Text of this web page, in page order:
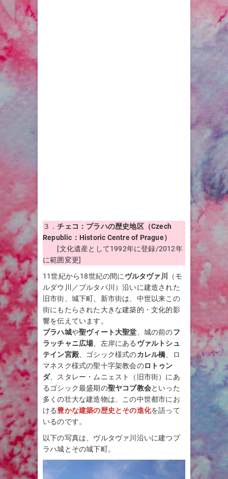
３．チェコ：プラハの歴史地区（Czech
Republic：Historic Centre of Prague）
[文化遺産として1992年に登録/2012年
に範囲変更]
11世紀から18世紀の間に ヴルタヴァ川
（モ
ルダウ川／ブルタバ川）沿いに建造された
旧市街、城下町、新市街は、中世以来この
街にもたらされた大きな建築的・文化的影
響を伝えています。
プラハ城や聖ヴィート大聖堂 、城の前のフ
ラッチャニ広場 、左岸にある ヴァルトシュ
テイン宮殿 、ゴシック様式のカレル橋 、ロ
マネスク様式の聖十字架教会のロトゥン
ダ、スタレー・ムニェスト（旧市街）にあ
るゴシック最盛期の聖ヤコブ教会といった
多くの壮大な建造物は、この中世都市にお
ける豊かな建築の歴史とその進化を語って
いるのです。
以下の写真は、ヴルタヴァ川沿いに建つプ
ラハ城とその城下町。